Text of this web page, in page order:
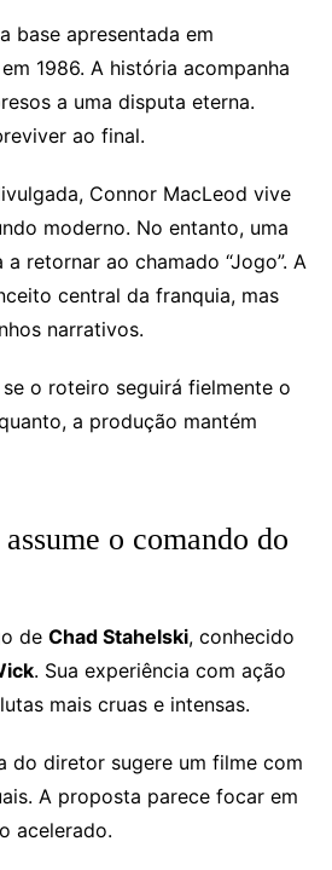
base apresentada em
1986. A história acompanha
a uma disputa eterna.
ao final.
Connor MacLeod vive
moderno. No entanto, uma
retornar ao chamado “Jogo”. A
central da franquia, mas
narrativos.
o roteiro seguirá fielmente o
a produção mantém
o comando do
de Chad Stahelski, conhecido
. Sua experiência com ação
mais cruas e intensas.
do diretor sugere um filme com
A proposta parece focar em
acelerado.